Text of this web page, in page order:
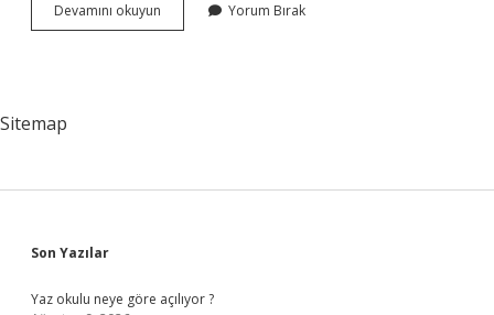
Devamını okuyun
Boyarken
Yorum Bırak
Sitemap
Sidebar
Son Yazılar
Yaz okulu neye göre açılıyor ?